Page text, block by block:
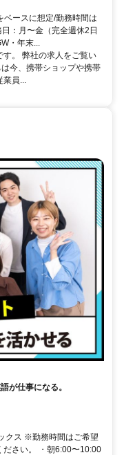
ースに想定/勤務時間は
：月〜金（完全週休2日
・年末...
。 弊社の求人をご覧い
今、携帯ショップや携帯
業員...
が仕事になる。
クス ※勤務時間はご希望
ださい。 ・朝6:00〜10:00